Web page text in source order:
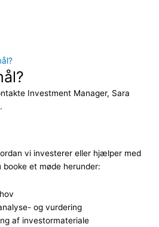
Investment Manager, Sara
vi investerer eller hjælper med
et møde herunder:
og vurdering
af investormateriale